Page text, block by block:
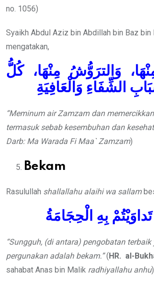
no. 1056)
Syaikh Abdul Aziz bin Abdillah bin Baz bin
mengatakan,
وَالترَوُّشُ مِنْهَا، كُلُّ
الشِّفَاءِ وَالْعَافِيَةِ
“Meminum air Zamzam dan
termasuk sebab kesembuhan dan
Darb: Ma Warada Fi Maa` Zamzam)
Bekam
Rasulullah shallallahu alaihi wa sallam
بِهِ الْحِجَامَةُ
“Sungguh, (di antara) pengobatan
pergunakan adalah bekam.”(HR. al-
sahabat Anas bin Malik radhiyallahu anhu)